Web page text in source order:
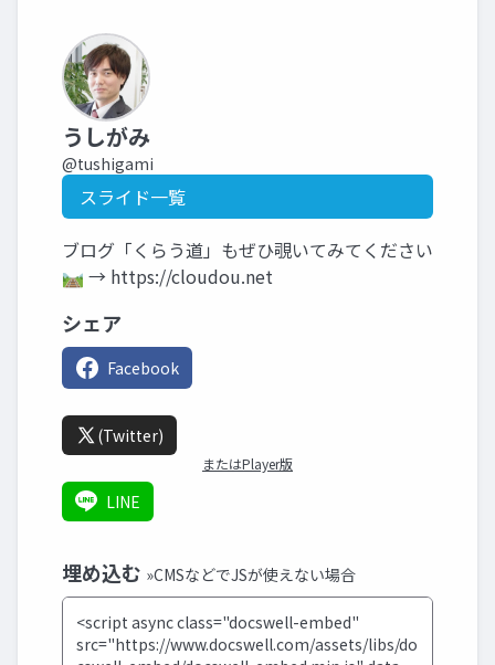
うしがみ
@tushigami
スライド一覧
ブログ「くらう道」もぜひ覗いてみてください
🛤️ → https://cloudou.net
シェア
Facebook
(Twitter)
またはPlayer版
LINE
埋め込む »CMSなどでJSが使えない場合